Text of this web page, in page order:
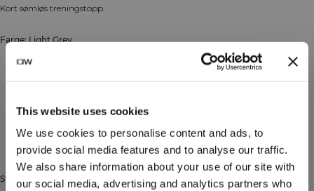
This website uses cookies
We use cookies to personalise content and ads, to
provide social media features and to analyse our traffic.
We also share information about your use of our site with
our social media, advertising and analytics partners who
Kort sømløs treningstopp.
Farge: Light Grey
Størrelse